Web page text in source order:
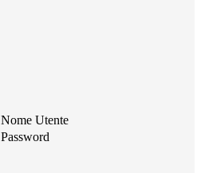
Nome Utente
Password